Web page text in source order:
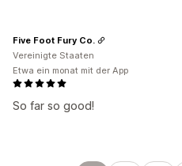
So far so good!
Five Foot Fury Co.
Vereinigte Staaten
Etwa ein monat mit der App